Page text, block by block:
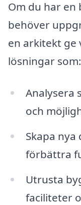
Om du har
behöver
en arkitekt ge
lösningar som:
Analysera
och
Skapa
förbättra
Utrusta
faciliteter